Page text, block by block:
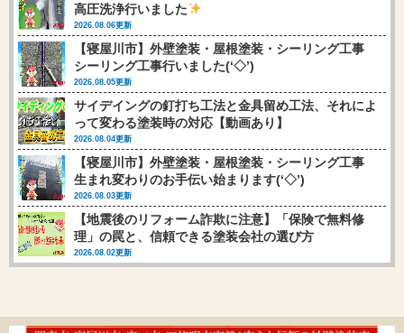
高圧洗浄行いました
2026.08.06更新
【寝屋川市】外壁塗装・屋根塗装・シーリング工事
シーリング工事行いました(‘◇’)ゞ
2026.08.05更新
サイデイングの釘打ち工法と金具留め工法、それによ
って変わる塗装時の対応【動画あり】
2026.08.04更新
【寝屋川市】外壁塗装・屋根塗装・シーリング工事
生まれ変わりのお手伝い始まります(‘◇’)ゞ
2026.08.03更新
【地震後のリフォーム詐欺に注意】「保険で無料修
理」の罠と、信頼できる塗装会社の選び方
2026.08.02更新